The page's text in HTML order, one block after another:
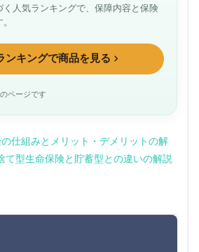
く人気ランキングで、保障内容と保険
ンキングで商品を見る
ページです
仕組みとメリット・デメリットの解
て型生命保険と貯蓄型との違いの解説